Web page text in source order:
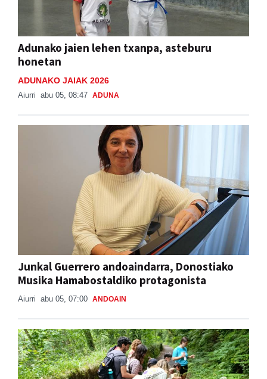
Adunako jaien lehen txanpa, asteburu
honetan
ADUNAKO JAIAK 2026
Aiurri abu 05, 08:47 ADUNA
Junkal Guerrero andoaindarra, Donostiako
Musika Hamabostaldiko protagonista
Aiurri abu 05, 07:00 ANDOAIN